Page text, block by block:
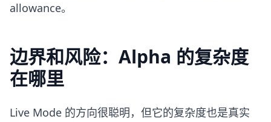
allowance。
边界和风险：Alpha 的复杂度
在哪里
Live Mode 的方向很聪明，但它的复杂度也是真实